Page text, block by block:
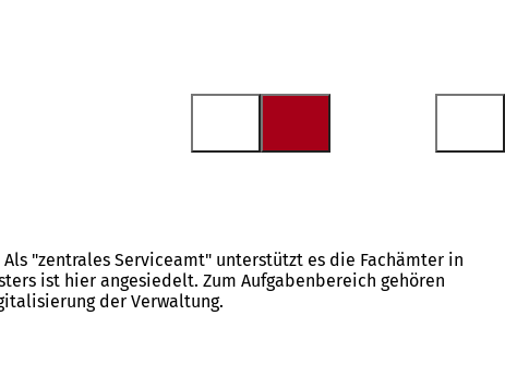
"zentrales Serviceamt" unterstützt es die Fachämter in
ist hier angesiedelt. Zum Aufgabenbereich gehören
der Verwaltung.